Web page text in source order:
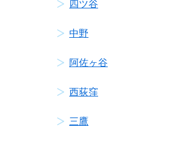
四ツ谷
中野
阿佐ヶ谷
西荻窪
三鷹